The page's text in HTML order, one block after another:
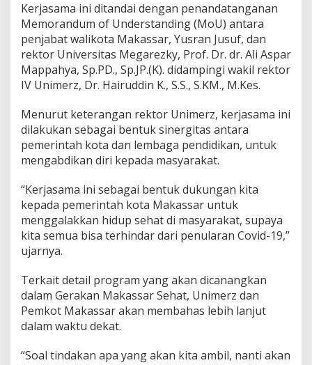
o
v
i
d
-
1
9
i
K
o
t
a
a
k
a
s
s
Kerjasama ini ditandai dengan penandatanganan
Memorandum of Understanding (MoU) antara
penjabat walikota Makassar, Yusran Jusuf, dan
rektor Universitas Megarezky, Prof. Dr. dr. Ali Aspar
Mappahya, Sp.PD., Sp.JP.(K). didampingi wakil rektor
IV Unimerz, Dr. Hairuddin K., S.S., S.KM., M.Kes.
Menurut keterangan rektor Unimerz, kerjasama ini
dilakukan sebagai bentuk sinergitas antara
pemerintah kota dan lembaga pendidikan, untuk
mengabdikan diri kepada masyarakat.
“Kerjasama ini sebagai bentuk dukungan kita
kepada pemerintah kota Makassar untuk
menggalakkan hidup sehat di masyarakat, supaya
kita semua bisa terhindar dari penularan Covid-19,”
ujarnya.
Terkait detail program yang akan dicanangkan
dalam Gerakan Makassar Sehat, Unimerz dan
Pemkot Makassar akan membahas lebih lanjut
dalam waktu dekat.
“Soal tindakan apa yang akan kita ambil, nanti akan